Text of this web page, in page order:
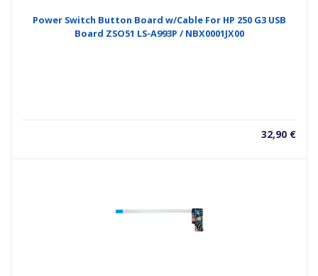
Power Switch Button Board w/Cable For HP 250 G3 USB
Board ZSO51 LS-A993P / NBX0001JX00
32,90 €